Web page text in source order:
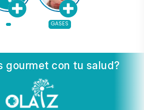
GASES
gourmet con tu salud?